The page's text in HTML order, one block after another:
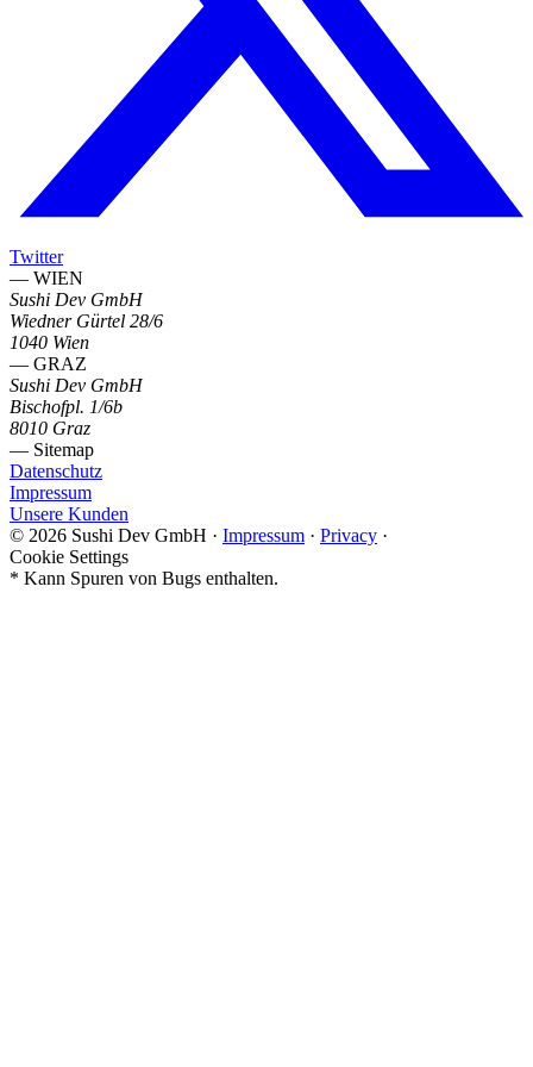
Twitter
— WIEN
Sushi Dev GmbH
Wiedner Gürtel 28/6
1040 Wien
— GRAZ
Sushi Dev GmbH
Bischofpl. 1/6b
8010 Graz
— Sitemap
Datenschutz
Impressum
Unsere Kunden
© 2026 Sushi Dev GmbH · Impressum · Privacy ·
Cookie Settings
* Kann Spuren von Bugs enthalten.